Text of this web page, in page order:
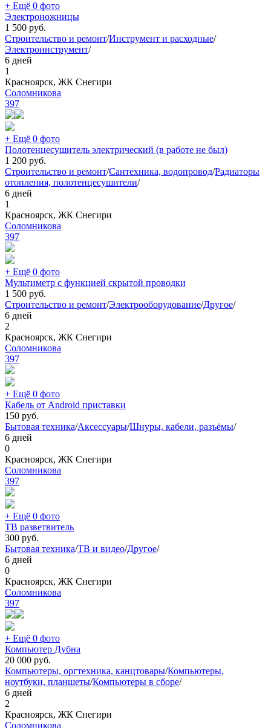
+ Ещё 0 фото
Электроножницы
1 500 руб.
Строительство и ремонт/Инструмент и расходные/
Электроинструмент/
6 дней
1
Красноярск, ЖК Снегири
Соломникова
397
+ Ещё 0 фото
Полотенцесушитель электрический (в работе не был)
1 200 руб.
Строительство и ремонт/Сантехника, водопровод/Радиаторы
отопления, полотенцесушители/
6 дней
1
Красноярск, ЖК Снегири
Соломникова
397
+ Ещё 0 фото
Мультиметр с функцией скрытой проводки
1 500 руб.
Строительство и ремонт/Электрооборудование/Другое/
6 дней
2
Красноярск, ЖК Снегири
Соломникова
397
+ Ещё 0 фото
Кабель от Android приставки
150 руб.
Бытовая техника/Аксессуары/Шнуры, кабели, разъёмы/
6 дней
0
Красноярск, ЖК Снегири
Соломникова
397
+ Ещё 0 фото
ТВ разветвитель
300 руб.
Бытовая техника/ТВ и видео/Другое/
6 дней
0
Красноярск, ЖК Снегири
Соломникова
397
+ Ещё 0 фото
Компьютер Дубна
20 000 руб.
Компьютеры, оргтехника, канцтовары/Компьютеры,
ноутбуки, планшеты/Компьютеры в сборе/
6 дней
2
Красноярск, ЖК Снегири
Соломникова